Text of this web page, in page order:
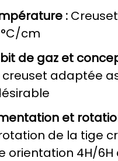
:
cm
de gaz et
adaptée
et
de la tige
orientation 4H/